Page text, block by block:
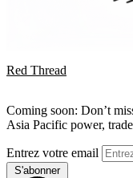
Red Thread
Coming soon: Don’t
Asia Pacific power,
Entrez votre email
S'abonner